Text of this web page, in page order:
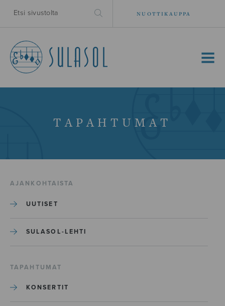
NUOTTIKAUPPA
MENU
TAPAHTUMAT
AJANKOHTAISTA
UUTISET
SULASOL-LEHTI
TAPAHTUMAT
KONSERTIT